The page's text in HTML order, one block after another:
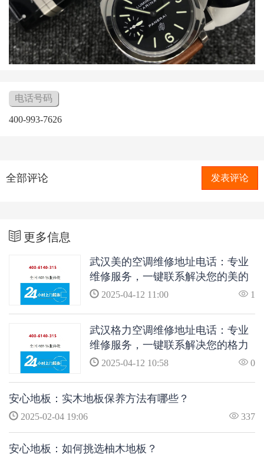
电话号码
400-993-7626
全部评论 发表评论
更多信息
武汉美的空调维修地址电话：专业
维修服务，一键联系解决您的美的
空调问题
2025-04-12 11:00 1
武汉格力空调维修地址电话：专业
维修服务，一键联系解决您的格力
空调问题
2025-04-12 10:58 0
安心地板：实木地板保养方法有哪些？
2025-02-04 19:06 337
安心地板：如何挑选柚木地板？